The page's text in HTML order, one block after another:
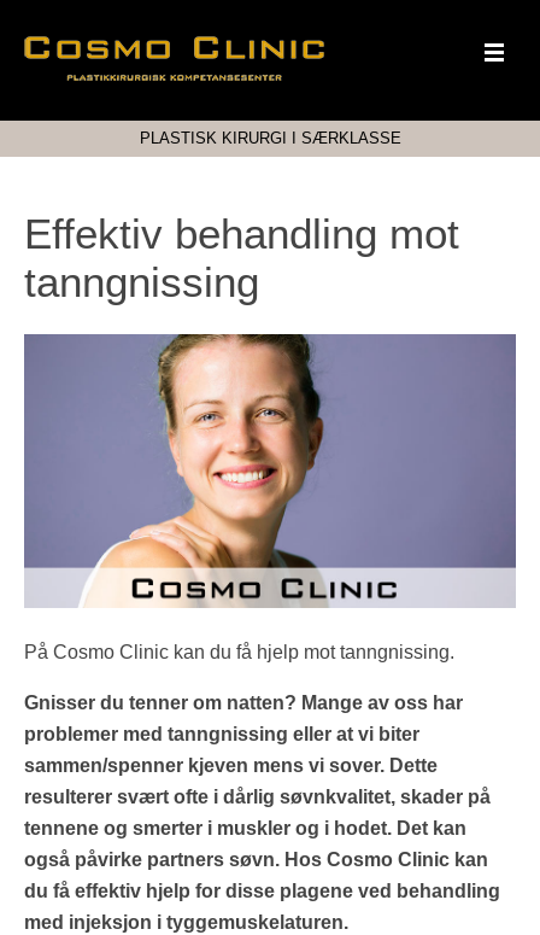
PLASTISK KIRURGI I SÆRKLASSE
Effektiv behandling mot
tanngnissing
På Cosmo Clinic kan du få hjelp mot tanngnissing.
Gnisser du tenner om natten? Mange av oss har
problemer med tanngnissing eller at vi biter
sammen/spenner kjeven mens vi sover. Dette
resulterer svært ofte i dårlig søvnkvalitet, skader på
tennene og smerter i muskler og i hodet. Det kan
også påvirke partners søvn. Hos Cosmo Clinic kan
du få effektiv hjelp for disse plagene ved behandling
med injeksjon i tyggemuskelaturen.